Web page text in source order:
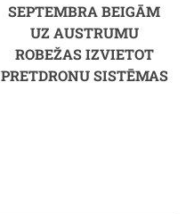
SEPTEMBRA BEIGĀM
UZ AUSTRUMU
ROBEŽAS IZVIETOT
PRETDRONU SISTĒMAS